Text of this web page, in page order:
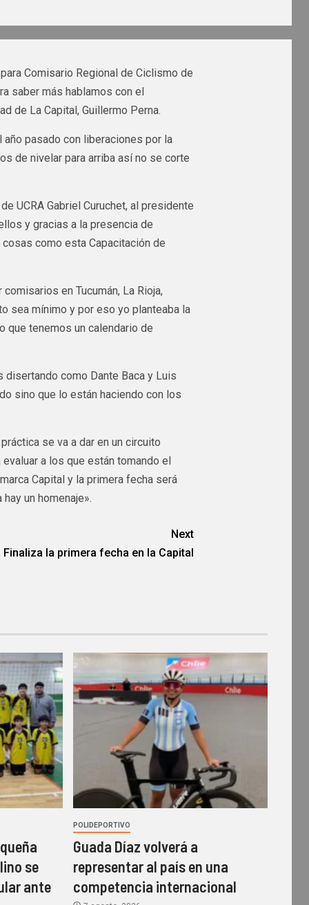
Comisario Regional de Ciclismo de
saber más hablamos con el
de La Capital, Guillermo Perna.
pasado con liberaciones por la
de nivelar para arriba así no se corte
UCRA Gabriel Curuchet, al presidente
y gracias a la presencia de
como esta Capacitación de
en Tucumán, La Rioja,
sea mínimo y por eso yo planteaba la
que tenemos un calendario de
como Dante Baca y Luis
sino que lo están haciendo con los
se va a dar en un circuito
a los que están tomando el
Capital y la primera fecha será
un homenaje».
Next
Finaliza la primera fecha en la Capital
se
ante
POLIDEPORTIVO
Guada Díaz volverá a
representar al país en una
competencia internacional